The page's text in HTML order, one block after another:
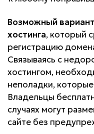
Возможный
хостинга, который
регистрацию
Связываясь с
хостингом,
неполадки,
Владельцы
случаях могут
сайте без